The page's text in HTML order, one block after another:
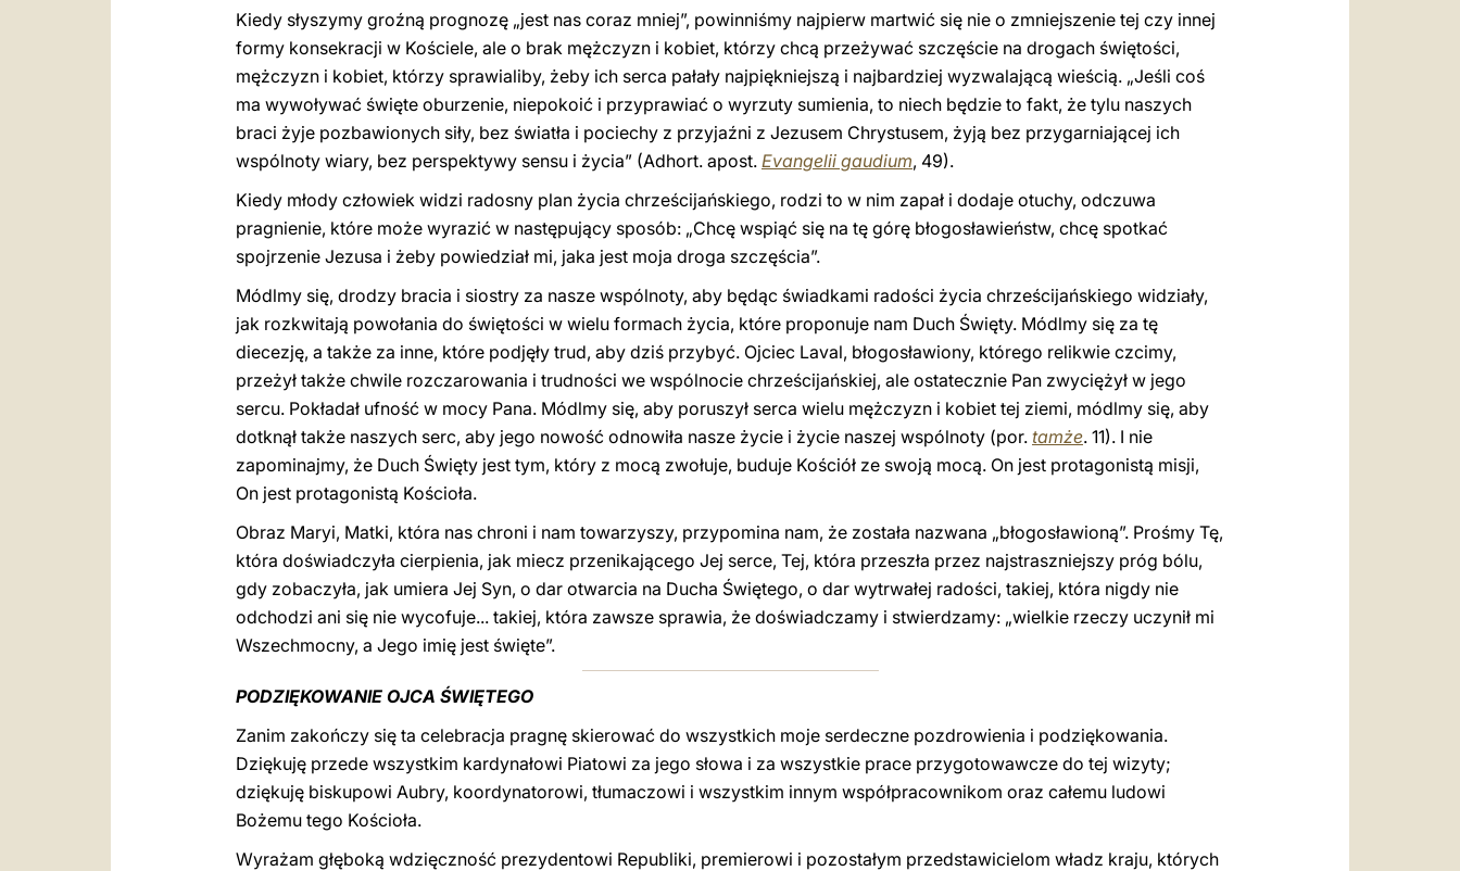
Kiedy słyszymy groźną prognozę „jest nas coraz mniej”, powinniśmy najpierw martwić się nie o zmniejszenie tej czy innej
formy konsekracji w Kościele, ale o brak mężczyzn i kobiet, którzy chcą przeżywać szczęście na drogach świętości,
mężczyzn i kobiet, którzy sprawialiby, żeby ich serca pałały najpiękniejszą i najbardziej wyzwalającą wieścią. „Jeśli coś
ma wywoływać święte oburzenie, niepokoić i przyprawiać o wyrzuty sumienia, to niech będzie to fakt, że tylu naszych
braci żyje pozbawionych siły, bez światła i pociechy z przyjaźni z Jezusem Chrystusem, żyją bez przygarniającej ich
wspólnoty wiary, bez perspektywy sensu i życia” (Adhort. apost. Evangelii gaudium, 49).
Kiedy młody człowiek widzi radosny plan życia chrześcijańskiego, rodzi to w nim zapał i dodaje otuchy, odczuwa
pragnienie, które może wyrazić w następujący sposób: „Chcę wspiąć się na tę górę błogosławieństw, chcę spotkać
spojrzenie Jezusa i żeby powiedział mi, jaka jest moja droga szczęścia”.
Módlmy się, drodzy bracia i siostry za nasze wspólnoty, aby będąc świadkami radości życia chrześcijańskiego widziały,
jak rozkwitają powołania do świętości w wielu formach życia, które proponuje nam Duch Święty. Módlmy się za tę
diecezję, a także za inne, które podjęły trud, aby dziś przybyć. Ojciec Laval, błogosławiony, którego relikwie czcimy,
przeżył także chwile rozczarowania i trudności we wspólnocie chrześcijańskiej, ale ostatecznie Pan zwyciężył w jego
sercu. Pokładał ufność w mocy Pana. Módlmy się, aby poruszył serca wielu mężczyzn i kobiet tej ziemi, módlmy się, aby
dotknął także naszych serc, aby jego nowość odnowiła nasze życie i życie naszej wspólnoty (por. tamże. 11). I nie
zapominajmy, że Duch Święty jest tym, który z mocą zwołuje, buduje Kościół ze swoją mocą. On jest protagonistą misji,
On jest protagonistą Kościoła.
Obraz Maryi, Matki, która nas chroni i nam towarzyszy, przypomina nam, że została nazwana „błogosławioną”. Prośmy Tę,
która doświadczyła cierpienia, jak miecz przenikającego Jej serce, Tej, która przeszła przez najstraszniejszy próg bólu,
gdy zobaczyła, jak umiera Jej Syn, o dar otwarcia na Ducha Świętego, o dar wytrwałej radości, takiej, która nigdy nie
odchodzi ani się nie wycofuje... takiej, która zawsze sprawia, że ​​doświadczamy i stwierdzamy: „wielkie rzeczy uczynił mi
Wszechmocny, a Jego imię jest święte”.
PODZIĘKOWANIE OJCA ŚWIĘTEGO
Zanim zakończy się ta celebracja pragnę skierować do wszystkich moje serdeczne pozdrowienia i podziękowania.
Dziękuję przede wszystkim kardynałowi Piatowi za jego słowa i za wszystkie prace przygotowawcze do tej wizyty;
dziękuję biskupowi Aubry, koordynatorowi, tłumaczowi i wszystkim innym współpracownikom oraz całemu ludowi
Bożemu tego Kościoła.
Wyrażam głęboką wdzięczność prezydentowi Republiki, premierowi i pozostałym przedstawicielom władz kraju, których